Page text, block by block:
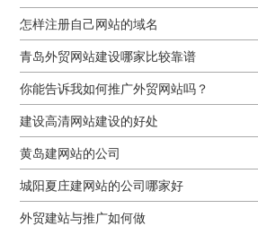
怎样注册自己网站的域名
青岛外贸网站建设哪家比较靠谱
你能告诉我如何推广外贸网站吗？
建设高清网站建设的好处
黄岛建网站的公司
城阳夏庄建网站的公司哪家好
外贸建站与推广如何做